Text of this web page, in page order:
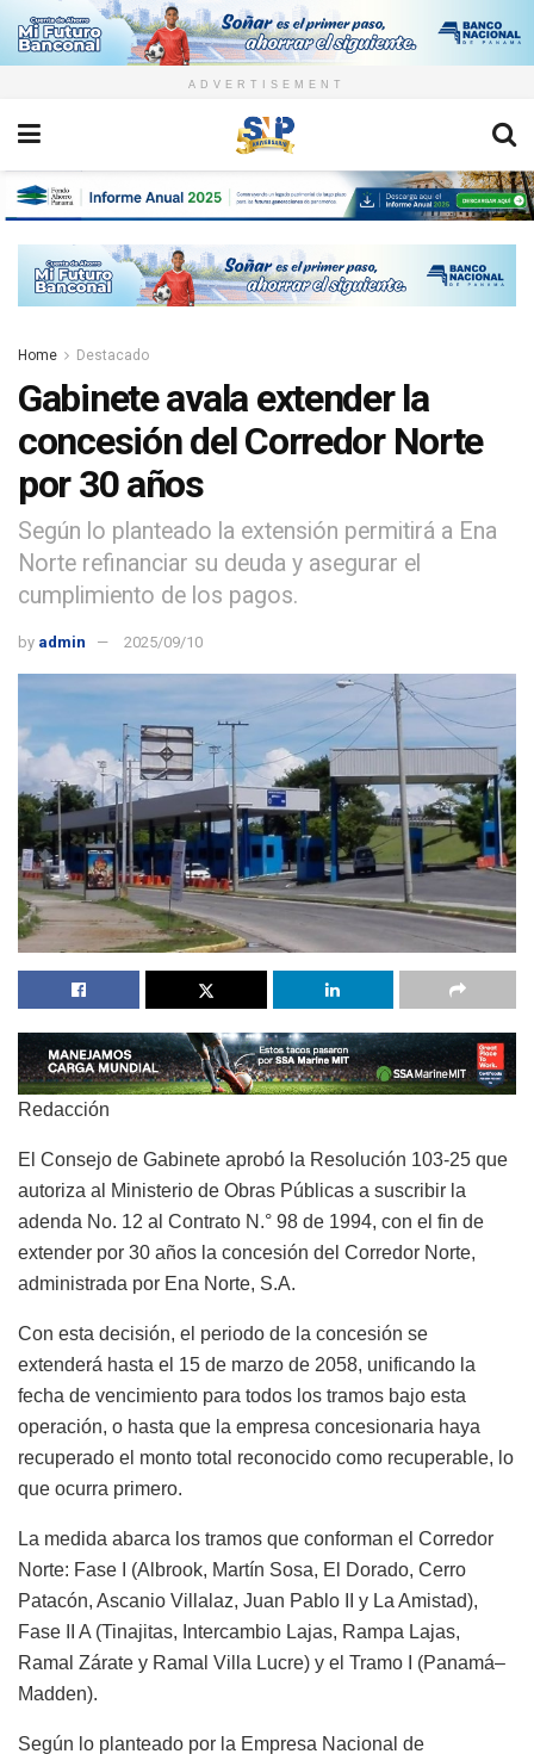
ADVERTISEMENT
Home Destacado
Gabinete avala extender la
concesión del Corredor Norte
por 30 años
Según lo planteado la extensión permitirá a Ena
Norte refinanciar su deuda y asegurar el
cumplimiento de los pagos.
by admin 2025/09/10
Redacción
El Consejo de Gabinete aprobó la Resolución 103-25 que
autoriza al Ministerio de Obras Públicas a suscribir la
adenda No. 12 al Contrato N.° 98 de 1994, con el fin de
extender por 30 años la concesión del Corredor Norte,
administrada por Ena Norte, S.A.
Con esta decisión, el periodo de la concesión se
extenderá hasta el 15 de marzo de 2058, unificando la
fecha de vencimiento para todos los tramos bajo esta
operación, o hasta que la empresa concesionaria haya
recuperado el monto total reconocido como recuperable, lo
que ocurra primero.
La medida abarca los tramos que conforman el Corredor
Norte: Fase I (Albrook, Martín Sosa, El Dorado, Cerro
Patacón, Ascanio Villalaz, Juan Pablo II y La Amistad),
Fase II A (Tinajitas, Intercambio Lajas, Rampa Lajas,
Ramal Zárate y Ramal Villa Lucre) y el Tramo I (Panamá–
Madden).
Según lo planteado por la Empresa Nacional de